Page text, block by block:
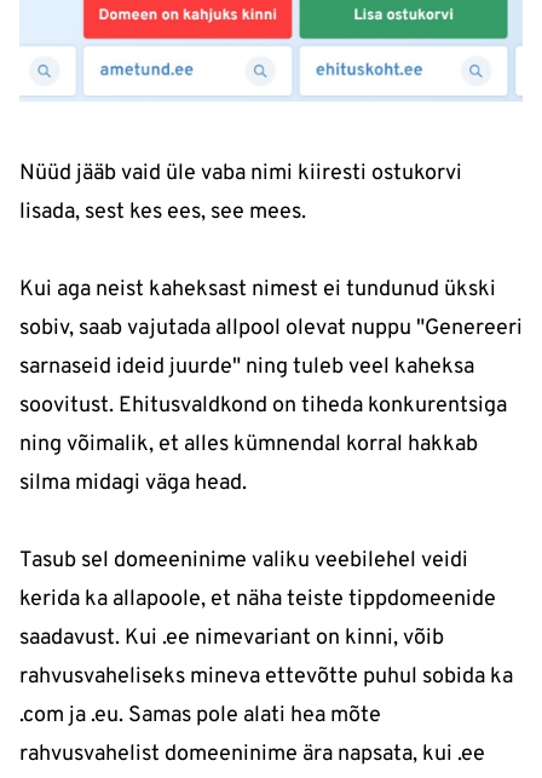
Nüüd jääb vaid üle vaba nimi kiiresti ostukorvi
lisada, sest kes ees, see mees.
Kui aga neist kaheksast nimest ei tundunud ükski
sobiv, saab vajutada allpool olevat nuppu "Genereeri
sarnaseid ideid juurde" ning tuleb veel kaheksa
soovitust. Ehitusvaldkond on tiheda konkurentsiga
ning võimalik, et alles kümnendal korral hakkab
silma midagi väga head.
Tasub sel domeeninime valiku veebilehel veidi
kerida ka allapoole, et näha teiste tippdomeenide
saadavust. Kui .ee nimevariant on kinni, võib
rahvusvaheliseks mineva ettevõtte puhul sobida ka
.com ja .eu. Samas pole alati hea mõte
rahvusvahelist domeeninime ära napsata, kui .ee